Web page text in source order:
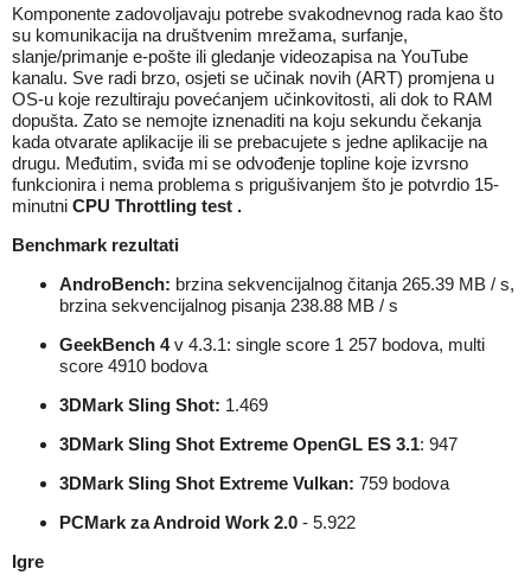
Komponente zadovoljavaju potrebe svakodnevnog rada kao što
su komunikacija na društvenim mrežama, surfanje,
slanje/primanje e-pošte ili gledanje videozapisa na YouTube
kanalu. Sve radi brzo, osjeti se učinak novih (ART) promjena u
OS-u koje rezultiraju povećanjem učinkovitosti, ali dok to RAM
dopušta. Zato se nemojte iznenaditi na koju sekundu čekanja
kada otvarate aplikacije ili se prebacujete s jedne aplikacije na
drugu. Međutim, sviđa mi se odvođenje topline koje izvrsno
funkcionira i nema problema s prigušivanjem što je potvrdio 15-
minutni CPU Throttling test .
Benchmark rezultati
AndroBench: brzina sekvencijalnog čitanja 265.39 MB / s,
brzina sekvencijalnog pisanja 238.88 MB / s
GeekBench 4v 4.3.1: single score 1 257 bodova, multi
score 4910 bodova
3DMark Sling Shot: 1.469
3DMark Sling Shot Extreme OpenGL ES 3.1: 947
3DMark Sling Shot Extreme Vulkan: 759 bodova
PCMark za Android Work 2.0 - 5.922
Igre